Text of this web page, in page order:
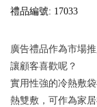
禮品編號: 17033
廣告禮品作為市場
讓顧客喜歡呢？
實用性強的冷熱敷
熱雙敷，可作為家